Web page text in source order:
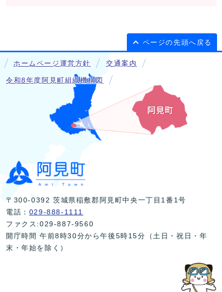
ページの先頭へ戻る
ホームページ運営方針 交通案内
令和8年度阿見町組織機構図
〒300-0392 茨城県稲敷郡阿見町中央一丁目1番1号
電話： 029-888-1111
ファクス:029-887-9560
開庁時間 午前8時30分から午後5時15分（土日・祝日・年
末・年始を除く）